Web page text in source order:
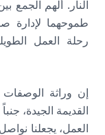
طموحهما لإدارة
رحلة العمل
إن وراثة الوصفات
القديمة الجيدة،
العمل، يجعلنا